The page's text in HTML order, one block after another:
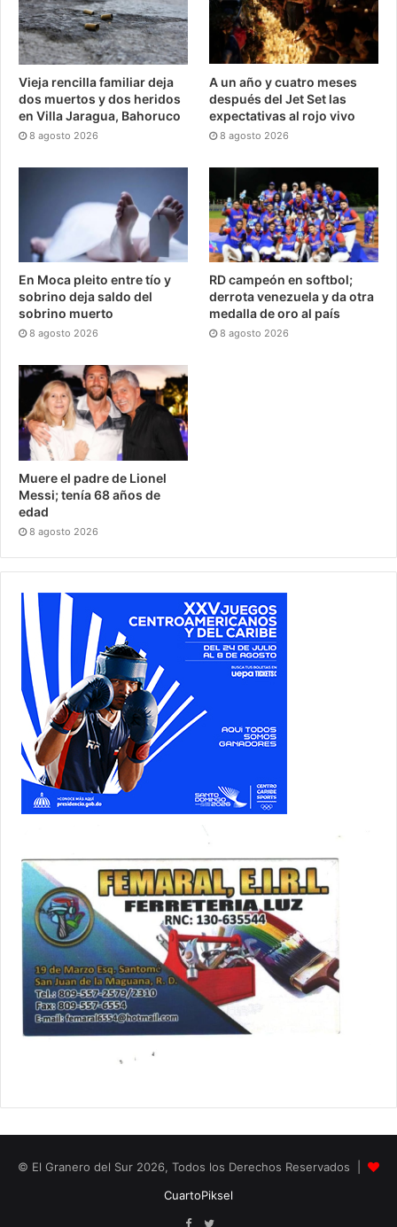
Vieja rencilla familiar deja
dos muertos y dos heridos
en Villa Jaragua, Bahoruco
8 agosto 2026
A un año y cuatro meses
después del Jet Set las
expectativas al rojo vivo
8 agosto 2026
En Moca pleito entre tío y
sobrino deja saldo del
sobrino muerto
8 agosto 2026
RD campeón en softbol;
derrota venezuela y da otra
medalla de oro al país
8 agosto 2026
Muere el padre de Lionel
Messi; tenía 68 años de
edad
8 agosto 2026
© El Granero del Sur 2026, Todos los Derechos Reservados |
CuartoPiksel